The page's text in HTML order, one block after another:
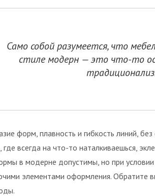
Само собой разумеется, что
стиле модерн — это что-то
форм, плавность и гибкость линий,
всегда на что-то наталкиваешься,
в модерне допустимы, но при
элементами оформления. Обратите